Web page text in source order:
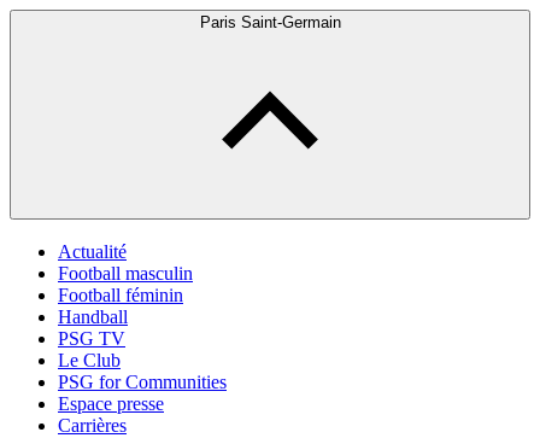
Paris Saint-Germain
Actualité
Football masculin
Football féminin
Handball
PSG TV
Le Club
PSG for Communities
Espace presse
Carrières